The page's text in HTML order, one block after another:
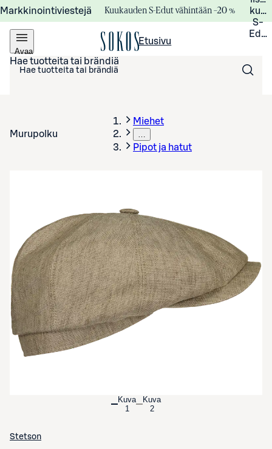
Markkinointiviestejä Kuukauden S-Edut vähintään –20 %
S-
Avaa
valikko
Etusivu
Hae tuotteita tai brändiä
Murupolku
Miehet
…
Pipot ja hatut
Avaa tuotekuva suurennettuna
Kuva
1
Kuva
2
Stetson